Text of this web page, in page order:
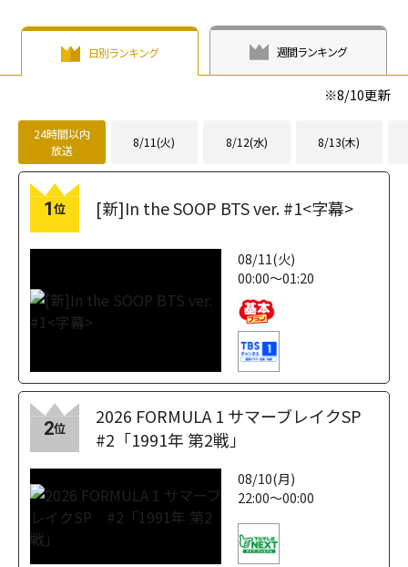
日別ランキング 週間ランキング
※8/10更新
24時間以内
放送
8/11(火) 8/12(水) 8/13(木)
1位 [新]In the SOOP BTS ver. #1<字幕>
08/11(火)
00:00～01:20
2位
2026 FORMULA 1 サマーブレイクSP
#2「1991年 第2戦」
08/10(月)
22:00～00:00